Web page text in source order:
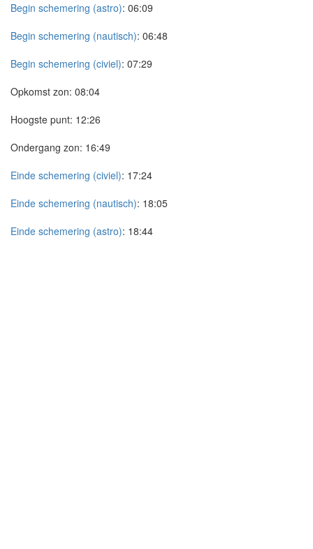
Begin schemering (astro): 06:09
Begin schemering (nautisch): 06:48
Begin schemering (civiel): 07:29
Opkomst zon: 08:04
Hoogste punt: 12:26
Ondergang zon: 16:49
Einde schemering (civiel): 17:24
Einde schemering (nautisch): 18:05
Einde schemering (astro): 18:44